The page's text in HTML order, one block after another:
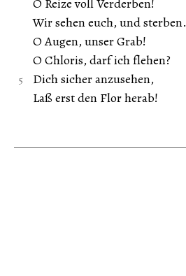
O Reize voll Verderben!
Wir sehen euch, und sterben.
O Augen, unser Grab!
O Chloris, darf ich flehen?
Dich sicher anzusehen,
Laß erst den Flor herab!